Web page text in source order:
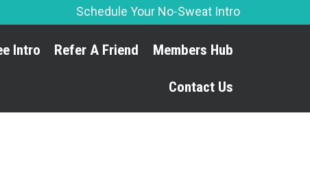
Schedule Your No-Sweat Intro
Intro Refer A Friend Members Hub
Contact Us